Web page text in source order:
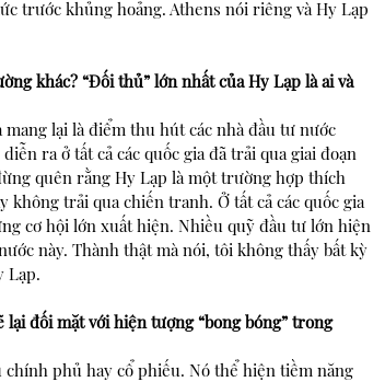
trước khủng hoảng. Athens nói riêng và Hy Lạp
khác? “Đối thủ” lớn nhất của Hy Lạp là ai và
lại là điểm thu hút các nhà đầu tư nước
ra ở tất cả các quốc gia đã trải qua giai đoạn
quên rằng Hy Lạp là một trường hợp thích
không trải qua chiến tranh. Ở tất cả các quốc gia
cơ hội lớn xuất hiện. Nhiều quỹ đầu tư lớn hiện
này. Thành thật mà nói, tôi không thấy bất kỳ
Lạp.
lại đối mặt với hiện tượng “bong bóng” trong
phủ hay cổ phiếu. Nó thể hiện tiềm năng